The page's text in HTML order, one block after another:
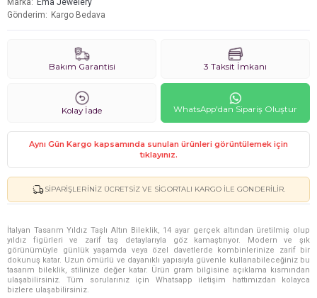
Marka
Ema Jewelery
Gönderim
Kargo Bedava
Bakım Garantisi 3 Taksit İmkanı
Kolay İade WhatsApp'dan Sipariş Oluştur
Aynı Gün Kargo kapsamında sunulan ürünleri görüntülemek için
tıklayınız.
SIPARIŞLERINIZ ÜCRETSIZ VE SIGORTALI KARGO ILE GÖNDERILIR.
İtalyan Tasarım Yıldız Taşlı Altın Bileklik, 14 ayar gerçek altından üretilmiş olup
yıldız figürleri ve zarif taş detaylarıyla göz kamaştırıyor. Modern ve şık
görünümüyle günlük yaşamda veya özel davetlerde kombinlerinize zarif bir
dokunuş katar. Uzun ömürlü ve dayanıklı yapısıyla güvenle kullanabileceğiniz bu
tasarım bileklik, stilinize değer katar. Ürün gram bilgisine açıklama kısmından
ulaşabilirsiniz. Tüm sorularınız için Whatsapp iletişim hattımızdan kolayca
bizlere ulaşabilirsiniz.